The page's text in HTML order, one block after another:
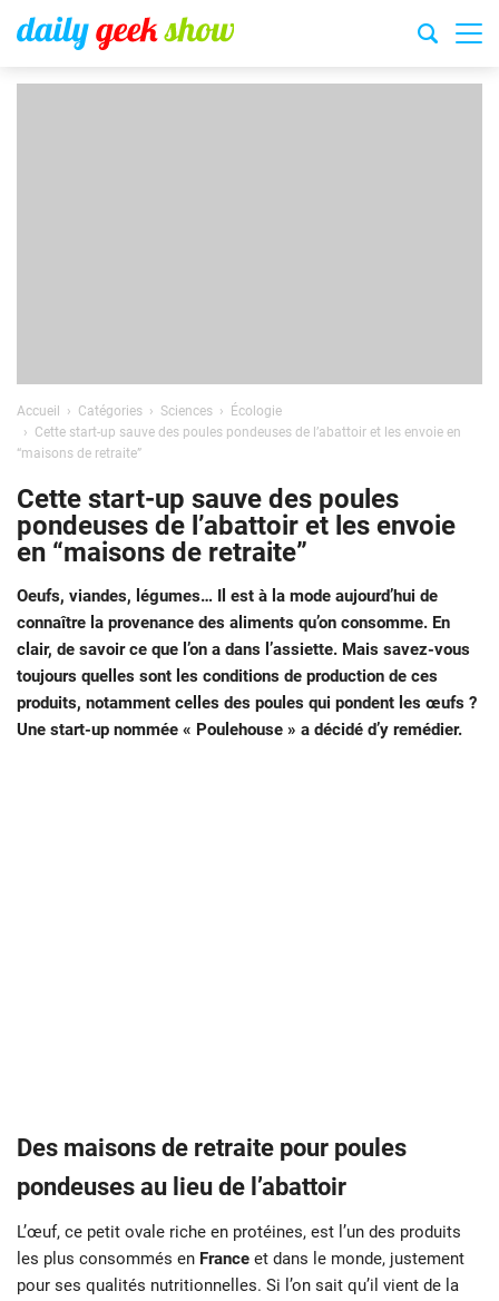
Accueil Catégories Sciences
Écologie
Cette start-up sauve des poules pondeuses de l’abattoir et les envoie en
“maisons de retraite”
Cette start-up sauve des poules
pondeuses de l’abattoir et les envoie
en “maisons de retraite”
Oeufs, viandes, légumes… Il est à la mode aujourd’hui de
connaître la provenance des aliments qu’on consomme. En
clair, de savoir ce que l’on a dans l’assiette. Mais savez-vous
toujours quelles sont les conditions de production de ces
produits, notamment celles des poules qui pondent les œufs ?
Une start-up nommée « Poulehouse » a décidé d’y remédier.
Des maisons de retraite pour poules
pondeuses au lieu de l’abattoir
L’œuf, ce petit ovale riche en protéines, est l’un des produits
les plus consommés en France et dans le monde, justement
pour ses qualités nutritionnelles. Si l’on sait qu’il vient de la